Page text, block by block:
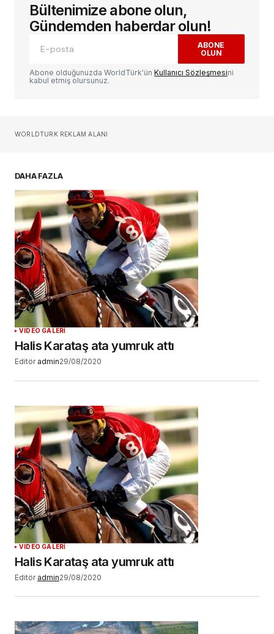
E-posta adresiniz yayınlanmayacak.
alanlar*ile işaretlenmişlerdir
Yorum
Sizin adınız*
Daha sonraki yorumlarımda kullanılması için
adım, e-posta adresim ve site adresim bu
tarayıcıya kaydedilsin.
YORUM GÖNDER
Bültenimize abone olun,
Gündemden haberdar olun!
ABONE
OLUN
Abone olduğunuzda WorldTürk'ün Kullanıcı Sözleşmesini
kabul etmiş olursunuz.
WORLDTURK REKLAM ALANI
DAHA FAZLA
VIDEO GALERİ
Halis Karataş ata yumruk attı
Editör admin29/08/2020
VIDEO GALERİ
Halis Karataş ata yumruk attı
Editör admin29/08/2020